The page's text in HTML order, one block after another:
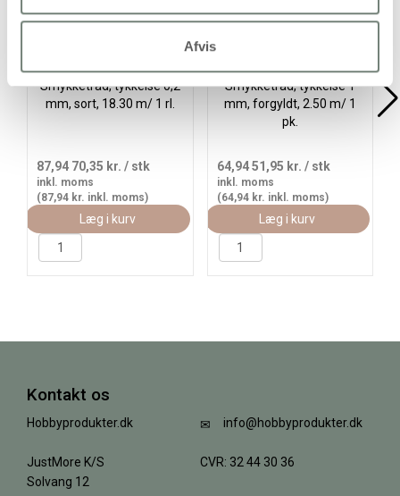
Afvis
Smykketråd, tykkelse 0,2
mm, sort, 18.30 m/ 1 rl.
87,94 70,35 kr. / stk
inkl. moms
(87,94 kr. inkl. moms)
Læg i kurv
Smykketråd, tykkelse 1
mm, forgyldt, 2.50 m/ 1
pk.
64,9451,95 kr. / stk
inkl. moms
(64,94 kr. inkl. moms)
Læg i kurv
Kontakt os
Hobbyprodukter.dk
JustMore K/S
Solvang 12
info@hobbyprodukter.dk
CVR: 32 44 30 36